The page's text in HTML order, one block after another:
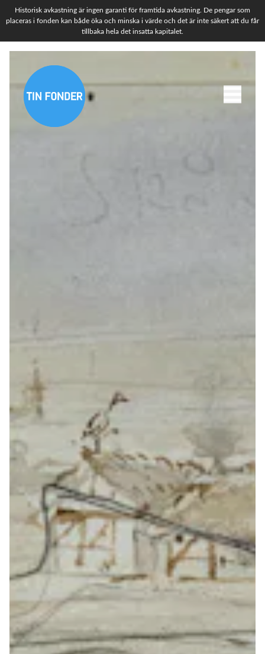
Historisk avkastning är ingen garanti för framtida avkastning. De pengar som
placeras i fonden kan både öka och minska i värde och det är inte säkert att du får
tillbaka hela det insatta kapitalet.